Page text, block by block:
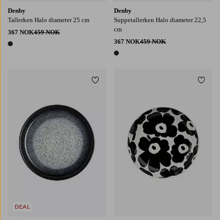
Denby
Tallerken Halo diameter 25 cm
367 NOK459 NOK
1 farge
Denby
Suppetallerken Halo diameter 22,5
cm
367 NOK459 NOK
1 farge
DEAL
Legg til favoritter